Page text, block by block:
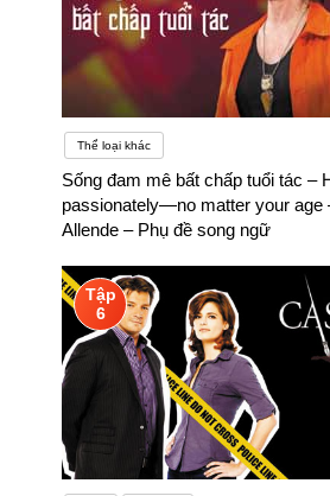
Thể loại khác
Sống đam mê bất chấp tuổi tác –
passionately—no matter your age
Allende – Phụ đề song ngữ
Tập
6